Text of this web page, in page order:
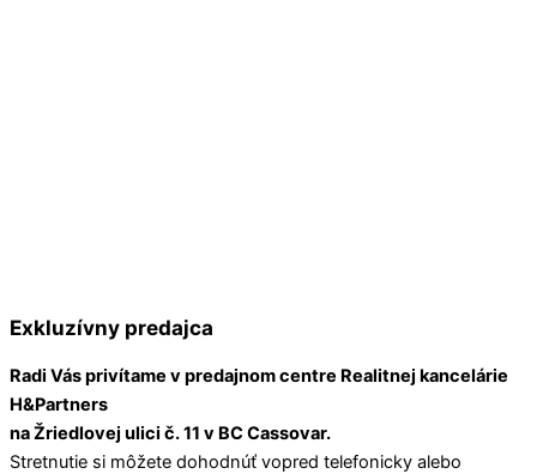
Exkluzívny predajca
Radi Vás privítame v predajnom centre Realitnej kancelárie
H&Partners
na Žriedlovej ulici č. 11 v BC Cassovar.
Stretnutie si môžete dohodnúť vopred telefonicky alebo